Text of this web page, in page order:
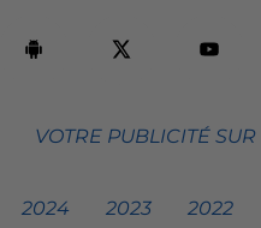
VOTRE PUBLICITÉ
2024 2023 2022